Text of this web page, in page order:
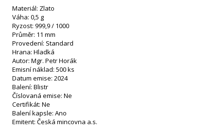
Materiál: Zlato
Váha: 0,5 g
Ryzost: 999,9 / 1000
Průměr: 11 mm
Provedení: Standard
Hrana: Hladká
Autor: Mgr. Petr Horák
Emisní náklad: 500 ks
Datum emise: 2024
Balení: Blistr
Číslovaná emise: Ne
Certifikát: Ne
Balení kapsle: Ano
Emitent: Česká mincovna a.s.